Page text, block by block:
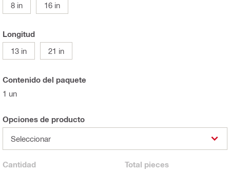
8 in
16 in
Longitud
13 in
21 in
Contenido del paquete
1 un
Opciones de producto
Seleccionar
Cantidad Total pieces